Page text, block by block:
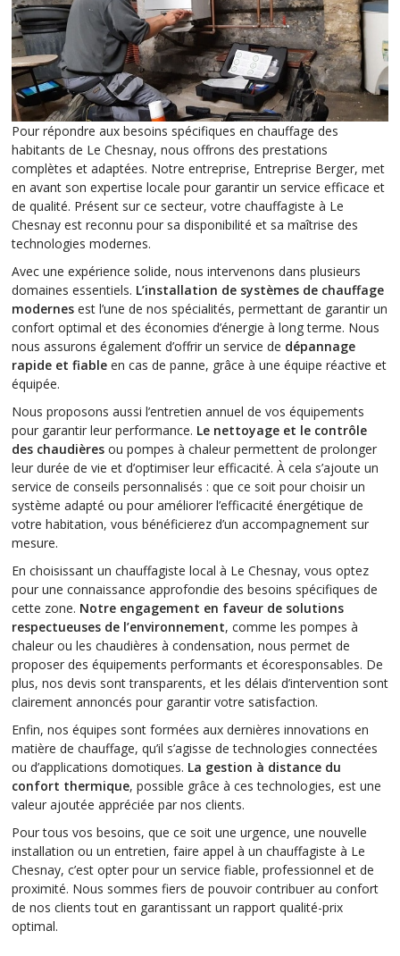
Pour répondre aux besoins spécifiques en chauffage des
habitants de Le Chesnay, nous offrons des prestations
complètes et adaptées. Notre entreprise, Entreprise Berger, met
en avant son expertise locale pour garantir un service efficace et
de qualité. Présent sur ce secteur, votre chauffagiste à Le
Chesnay est reconnu pour sa disponibilité et sa maîtrise des
technologies modernes.
Avec une expérience solide, nous intervenons dans plusieurs
domaines essentiels. L’installation de systèmes de chauffage
modernes est l’une de nos spécialités, permettant de garantir un
confort optimal et des économies d’énergie à long terme. Nous
nous assurons également d’offrir un service de dépannage
rapide et fiable en cas de panne, grâce à une équipe réactive et
équipée.
Nous proposons aussi l’entretien annuel de vos équipements
pour garantir leur performance. Le nettoyage et le contrôle
des chaudières ou pompes à chaleur permettent de prolonger
leur durée de vie et d’optimiser leur efficacité. À cela s’ajoute un
service de conseils personnalisés : que ce soit pour choisir un
système adapté ou pour améliorer l’efficacité énergétique de
votre habitation, vous bénéficierez d’un accompagnement sur
mesure.
En choisissant un chauffagiste local à Le Chesnay, vous optez
pour une connaissance approfondie des besoins spécifiques de
cette zone. Notre engagement en faveur de solutions
respectueuses de l’environnement, comme les pompes à
chaleur ou les chaudières à condensation, nous permet de
proposer des équipements performants et écoresponsables. De
plus, nos devis sont transparents, et les délais d’intervention sont
clairement annoncés pour garantir votre satisfaction.
Enfin, nos équipes sont formées aux dernières innovations en
matière de chauffage, qu’il s’agisse de technologies connectées
ou d’applications domotiques. La gestion à distance du
confort thermique, possible grâce à ces technologies, est une
valeur ajoutée appréciée par nos clients.
Pour tous vos besoins, que ce soit une urgence, une nouvelle
installation ou un entretien, faire appel à un chauffagiste à Le
Chesnay, c’est opter pour un service fiable, professionnel et de
proximité. Nous sommes fiers de pouvoir contribuer au confort
de nos clients tout en garantissant un rapport qualité-prix
optimal.